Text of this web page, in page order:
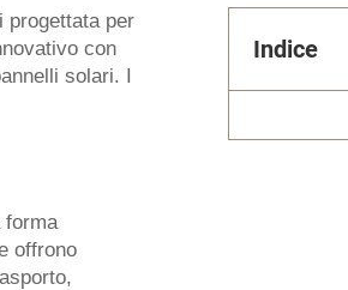
progettata per
con
solari. I
forma
offrono
Indice